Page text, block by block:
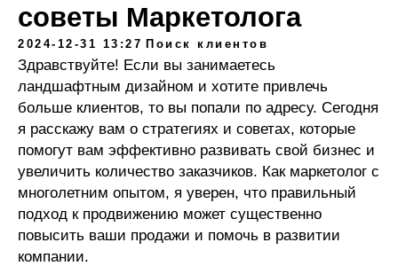
советы Маркетолога
2024-12-31 13:27 Поиск клиентов
Здравствуйте! Если вы занимаетесь
ландшафтным дизайном и хотите привлечь
больше клиентов, то вы попали по адресу. Сегодня
я расскажу вам о стратегиях и советах, которые
помогут вам эффективно развивать свой бизнес и
увеличить количество заказчиков. Как маркетолог с
многолетним опытом, я уверен, что правильный
подход к продвижению может существенно
повысить ваши продажи и помочь в развитии
компании.